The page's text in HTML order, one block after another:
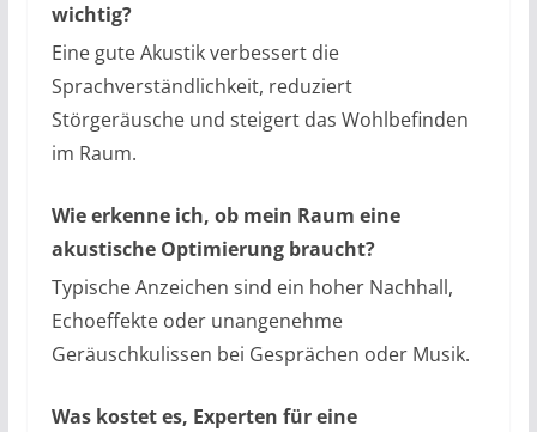
wichtig?
Eine gute Akustik verbessert die
Sprachverständlichkeit, reduziert
Störgeräusche und steigert das Wohlbefinden
im Raum.
Wie erkenne ich, ob mein Raum eine
akustische Optimierung braucht?
Typische Anzeichen sind ein hoher Nachhall,
Echoeffekte oder unangenehme
Geräuschkulissen bei Gesprächen oder Musik.
Was kostet es, Experten für eine